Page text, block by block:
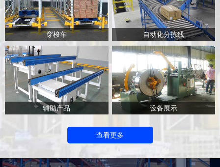
穿梭车 自动化分拣线
辅助产品 设备展示
查看更多